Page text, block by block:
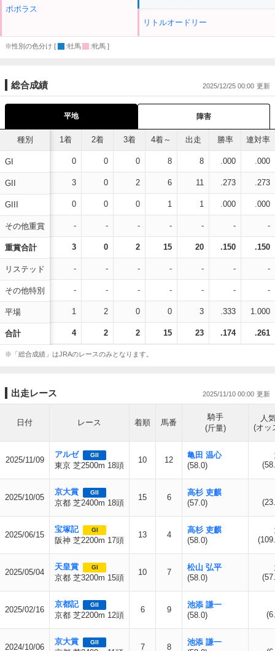
ポポラス
リトルオードリー
※性別の色分け [ :牡馬 :牝馬 ]
総合成績 2025/12/25 00:00
平地 障害
種別
GI
GII
GIII
その他重賞
重賞合計
リステッド
その他特別
平場
合計
1着 2着 3着 4着～ 出走 勝率 連対率
0 0 0 8 8 .000 .000
3 0 2 6 11 .273 .273
0 0 0 1 1 .000 .000
- - - - - - -
3 0 2 15 20 .150 .150
- - - - - - -
- - - - - - -
1 2 0 0 3 .333 1.000
4 2 2 15 23 .174 .261
※「総合成績」はJRAのレースのみとなります。
出走レース 2025/11/10 00:00
日付 レース 着順 馬番
騎手
(斤量)
人
(オッ
2025/11/09
アルゼ GII
東京 芝2500m 18頭
10 12
亀田 温心
(58.0)
2025/10/05
京大賞 GII
京都 芝2400m 18頭
15 6
高杉 吏麒
(57.0)
2025/06/15
宝塚記 GI
阪神 芝2200m 17頭
13 4
高杉 吏麒
(58.0)
2025/05/04
天皇賞 GI
京都 芝3200m 15頭
10 7
松山 弘平
(58.0)
2025/02/16
京都記 GII
京都 芝2200m 12頭
6 9
池添 謙一
(58.0)
2024/10/06
京大賞 GII
7 8
池添 謙一